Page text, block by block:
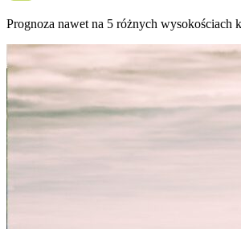
Prognoza nawet na 5 różnych wysokościach